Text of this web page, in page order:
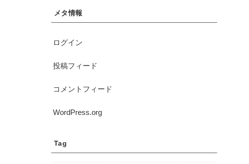
メタ情報
ログイン
投稿フィード
コメントフィード
WordPress.org
Tag